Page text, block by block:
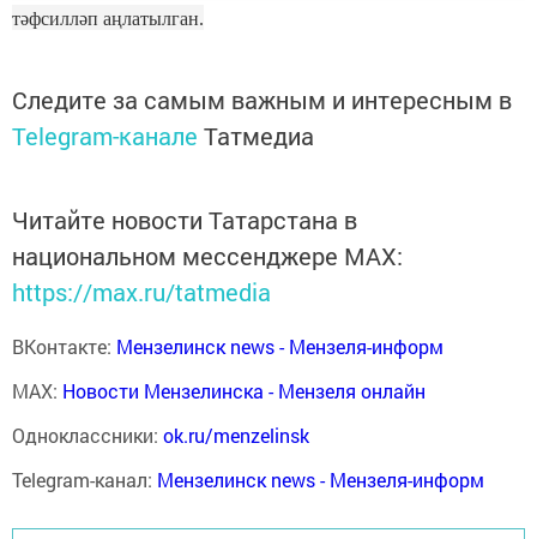
тәфсилләп аңлатылган.
Следите за самым важным и интересным в
Telegram-канале Татмедиа
Читайте новости Татарстана в
национальном мессенджере MАХ:
https://max.ru/tatmedia
ВКонтакте: Мензелинск news - Мензеля-информ
MAX: Новости Мензелинска - Мензеля онлайн
Одноклассники: ok.ru/menzelinsk
Telegram-канал: Мензелинск news - Мензеля-информ